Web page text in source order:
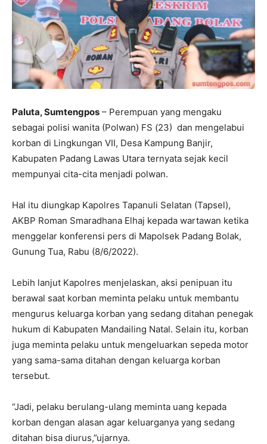
Paluta, Sumtengpos – Perempuan yang mengaku
sebagai polisi wanita (Polwan) FS (23) dan mengelabui
korban di Lingkungan VII, Desa Kampung Banjir,
Kabupaten Padang Lawas Utara ternyata sejak kecil
mempunyai cita-cita menjadi polwan.
Hal itu diungkap Kapolres Tapanuli Selatan (Tapsel),
AKBP Roman Smaradhana Elhaj kepada wartawan ketika
menggelar konferensi pers di Mapolsek Padang Bolak,
Gunung Tua, Rabu (8/6/2022).
Lebih lanjut Kapolres menjelaskan, aksi penipuan itu
berawal saat korban meminta pelaku untuk membantu
mengurus keluarga korban yang sedang ditahan penegak
hukum di Kabupaten Mandailing Natal. Selain itu, korban
juga meminta pelaku untuk mengeluarkan sepeda motor
yang sama-sama ditahan dengan keluarga korban
tersebut.
“Jadi, pelaku berulang-ulang meminta uang kepada
korban dengan alasan agar keluarganya yang sedang
ditahan bisa diurus,”ujarnya.